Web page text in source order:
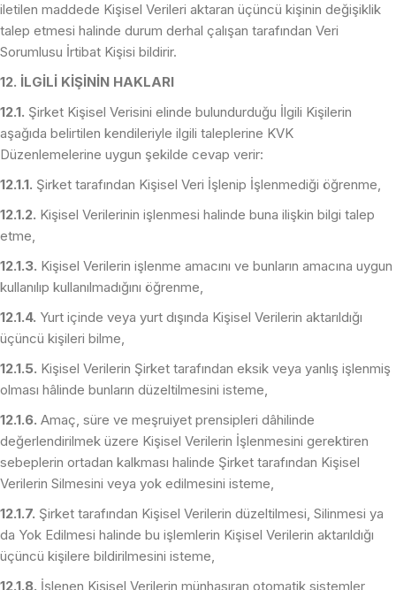
iletilen maddede Kişisel Verileri aktaran üçüncü kişinin değişiklik
talep etmesi halinde durum derhal çalışan tarafından Veri
Sorumlusu İrtibat Kişisi bildirir.
12. İLGİLİ KİŞİNİN HAKLARI
12.1. Şirket Kişisel Verisini elinde bulundurduğu İlgili Kişilerin
aşağıda belirtilen kendileriyle ilgili taleplerine KVK
Düzenlemelerine uygun şekilde cevap verir:
12.1.1. Şirket tarafından Kişisel Veri İşlenip İşlenmediği öğrenme,
12.1.2. Kişisel Verilerinin işlenmesi halinde buna ilişkin bilgi talep
etme,
12.1.3. Kişisel Verilerin işlenme amacını ve bunların amacına uygun
kullanılıp kullanılmadığını öğrenme,
12.1.4. Yurt içinde veya yurt dışında Kişisel Verilerin aktarıldığı
üçüncü kişileri bilme,
12.1.5. Kişisel Verilerin Şirket tarafından eksik veya yanlış işlenmiş
olması hâlinde bunların düzeltilmesini isteme,
12.1.6. Amaç, süre ve meşruiyet prensipleri dâhilinde
değerlendirilmek üzere Kişisel Verilerin İşlenmesini gerektiren
sebeplerin ortadan kalkması halinde Şirket tarafından Kişisel
Verilerin Silmesini veya yok edilmesini isteme,
12.1.7. Şirket tarafından Kişisel Verilerin düzeltilmesi, Silinmesi ya
da Yok Edilmesi halinde bu işlemlerin Kişisel Verilerin aktarıldığı
üçüncü kişilere bildirilmesini isteme,
12.1.8. İşlenen Kişisel Verilerin münhasıran otomatik sistemler